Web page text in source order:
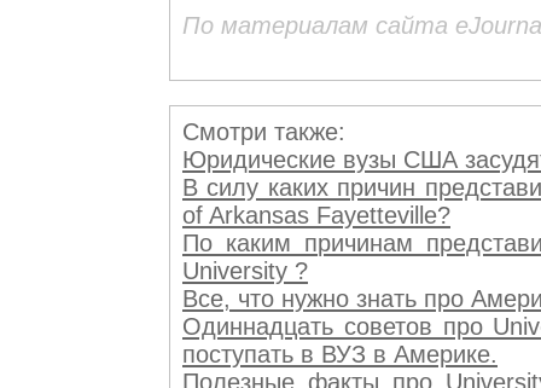
По материалам сайта
Смотри также:
Юридические вузы США
В силу каких причин
of Arkansas Fayetteville?
По каким причинам
University ?
Все, что нужно знать про
Одиннадцать советов про
поступать в ВУЗ в Америке.
Полезные факты про